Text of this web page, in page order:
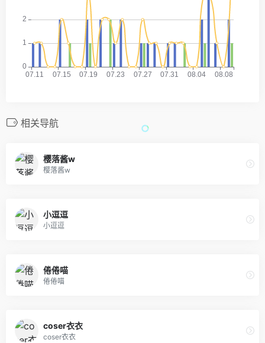
相关导航
樱落酱w
樱落酱w
小逗逗
小逗逗
倦倦喵
倦倦喵
coser衣衣
coser衣衣